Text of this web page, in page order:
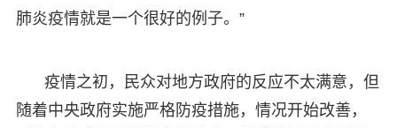
肺炎疫情就是一个很好的例子。”
疫情之初，民众对地方政府的反应不太满意，但
随着中央政府实施严格防疫措施，情况开始改善，